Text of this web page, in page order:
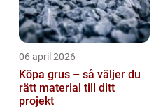
06 april 2026
Köpa grus – så väljer du
rätt material till ditt
projekt